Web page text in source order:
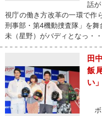
話
視庁の働き方改革の一環で作
刑事部・第4機動捜査隊」を
未（星野）がバディとなっ・・
田
飯
い」
ボ